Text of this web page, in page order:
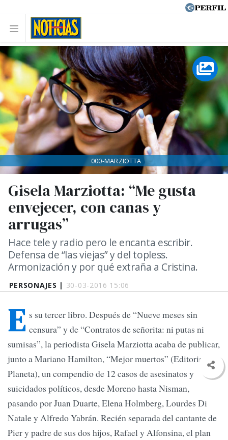
PERSONAJES | 30-03-2016 15:06
Gisela Marziotta: “Me gusta
envejecer, con canas y
arrugas”
Hace tele y radio pero le encanta escribir.
Defensa de “las viejas” y del topless.
Armonización y por qué extraña a Cristina.
000-MARZIOTTA
E s su tercer libro. Después de “Nueve meses sin
censura” y de “Contratos de señorita: ni putas ni
sumisas”, la periodista Gisela Marziotta acaba de publicar,
junto a Mariano Hamilton, “Mejor muertos” (Editorial
Planeta), un compendio de 12 casos de asesinatos y
suicidados políticos, desde Moreno hasta Nisman,
pasando por Juan Duarte, Elena Holmberg, Lourdes Di
Natale y Alfredo Yabrán. Recién separada del cantante de
Pier y padre de sus dos hijos, Rafael y Alfonsina, el plan